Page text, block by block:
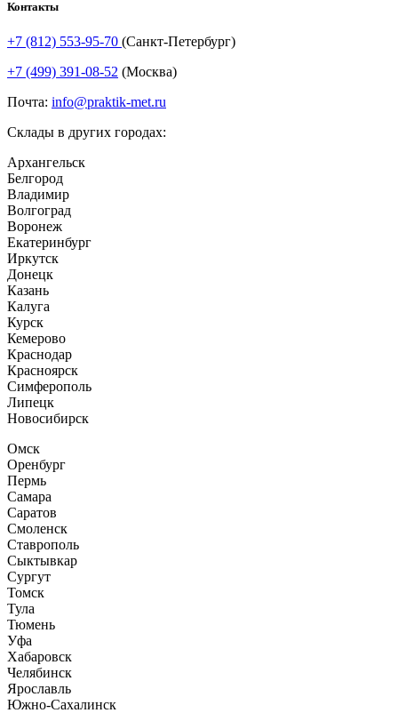
Контакты
+7 (812) 553-95-70 (Санкт-Петербург)
+7 (499) 391-08-52 (Москва)
Почта: info@praktik-met.ru
Склады в других городах:
Архангельск
Белгород
Владимир
Волгоград
Воронеж
Екатеринбург
Иркутск
Донецк
Казань
Калуга
Курск
Кемерово
Краснодар
Красноярск
Симферополь
Липецк
Новосибирск
Омск
Оренбург
Пермь
Самара
Саратов
Смоленск
Ставрополь
Сыктывкар
Сургут
Томск
Тула
Тюмень
Уфа
Хабаровск
Челябинск
Ярославль
Южно-Сахалинск